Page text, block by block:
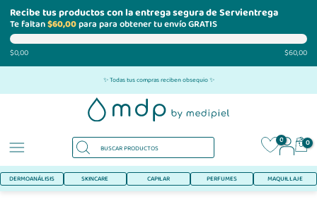
Recibe tus productos con la entrega segura de Servientrega
Te faltan$60,00para para obtener tu envío GRATIS
$0,00 $60,00
al
✨ Todas tus compras reciben obsequio ✨
0 0
DERMOANÁLISIS SKINCARE CAPILAR PERFUMES MAQUILLAJE